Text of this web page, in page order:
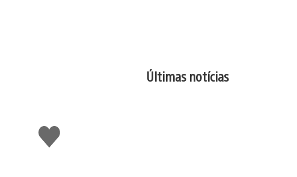
Curtir
Últimas notícias